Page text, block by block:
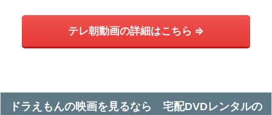
テレ朝動画の詳細はこちら ⇒
ドラえもんの映画を見るなら 宅配DVDレンタルの